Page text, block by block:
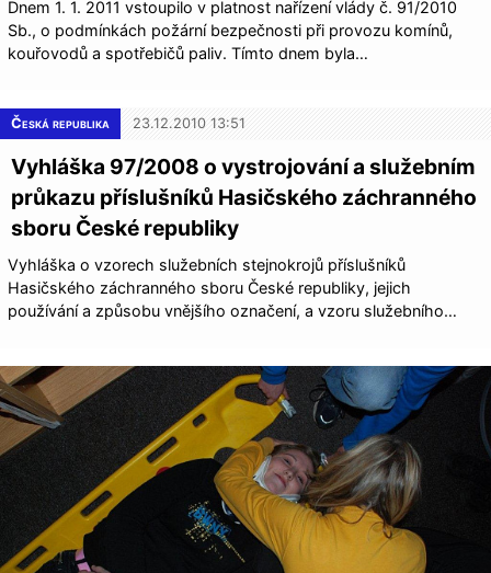
Dnem 1. 1. 2011 vstoupilo v platnost nařízení vlády č. 91/2010
Sb., o podmínkách požární bezpečnosti při provozu komínů,
kouřovodů a spotřebičů paliv. Tímto dnem byla…
Česká republika 23.12.2010 13:51
Vyhláška 97/2008 o vystrojování a služebním
průkazu příslušníků Hasičského záchranného
sboru České republiky
Vyhláška o vzorech služebních stejnokrojů příslušníků
Hasičského záchranného sboru České republiky, jejich
používání a způsobu vnějšího označení, a vzoru služebního…